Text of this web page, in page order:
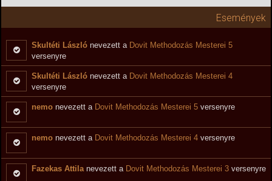
Események
Skultéti László nevezett a Dovit Methodozás Mesterei 5
versenyre
Skultéti László nevezett a Dovit Methodozás Mesterei 4
versenyre
nemo nevezett a Dovit Methodozás Mesterei 5 versenyre
nemo nevezett a Dovit Methodozás Mesterei 4 versenyre
Fazekas Attilanevezett a Dovit Methodozás Mesterei 3 versenyre